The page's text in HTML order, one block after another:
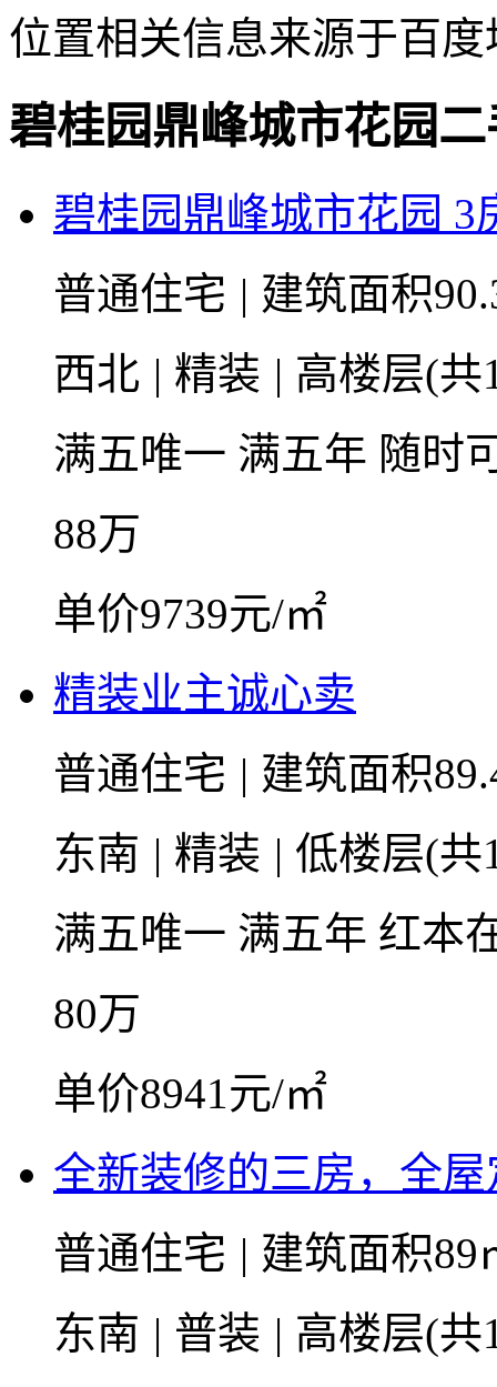
位置相关信息来源于百
碧桂园鼎峰城市花园
碧桂园鼎峰城市花园 3
普通住宅 | 建筑面积
西北 | 精装 | 高楼层(
满五唯一 满五年 随时
88万
单价9739元/㎡
精装业主诚心卖
普通住宅 | 建筑面积
东南 | 精装 | 低楼层(
满五唯一 满五年 红本
80万
单价8941元/㎡
全新装修的三房，全
普通住宅 | 建筑面积
东南 | 普装 | 高楼层(